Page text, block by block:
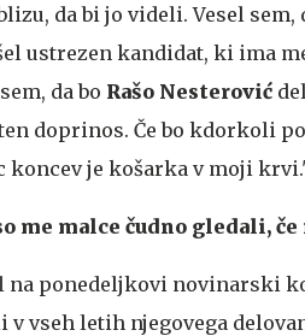
da bi jo videli. Vesel sem,
ustrezen kandidat, ki ima
da bo Rašo Nesterović
doprinos. Če bo kdorkoli
koncev je košarka v moji
me malce čudno gledali, če
na ponedeljkovi novinarski
vseh letih njegovega